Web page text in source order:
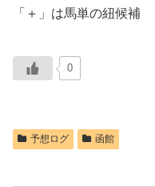
「＋」は馬単の紐候補
0
予想ログ 函館